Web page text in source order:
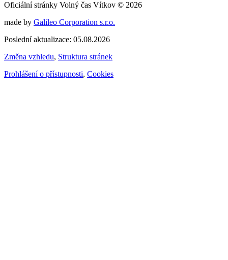
Oficiální stránky Volný čas Vítkov © 2026
made by Galileo Corporation s.r.o.
Poslední aktualizace: 05.08.2026
Změna vzhledu, Struktura stránek
Prohlášení o přístupnosti, Cookies